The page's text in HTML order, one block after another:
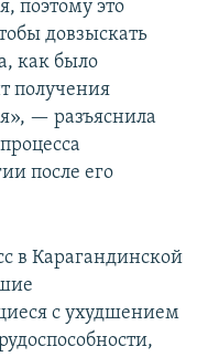
поэтому это
довзыскать
как было
получения
— разъяснила
после его
в Карагандинской
с ухудшением